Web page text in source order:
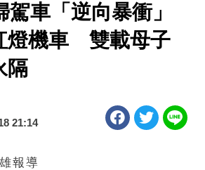
車「逆向暴衝」
燈機車 雙載母子
隔
21:14
報導